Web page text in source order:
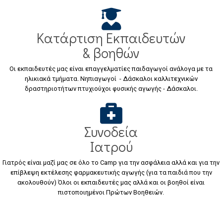
Κατάρτιση Εκπαιδευτών
& βοηθών
Οι εκπαιδευτές μας είναι επαγγελματίες παιδαγωγοί ανάλογα με τα
ηλικιακά τμήματα. Νηπιαγωγοί - Δάσκαλοι καλλιτεχνικών
δραστηριοτήτων πτυχιούχοι φυσικής αγωγής - Δάσκαλοι.
Συνοδεία
Ιατρού
Γιατρός είναι μαζί μας σε όλο το Camp για την ασφάλεια αλλά και για την
επίβλεψη εκτέλεσης φαρμακευτικής αγωγής (για τα παιδιά που την
ακολουθούν) Όλοι οι εκπαιδευτές μας αλλά και οι βοηθοί είναι
πιστοποιημένοι Πρώτων Βοηθειών.